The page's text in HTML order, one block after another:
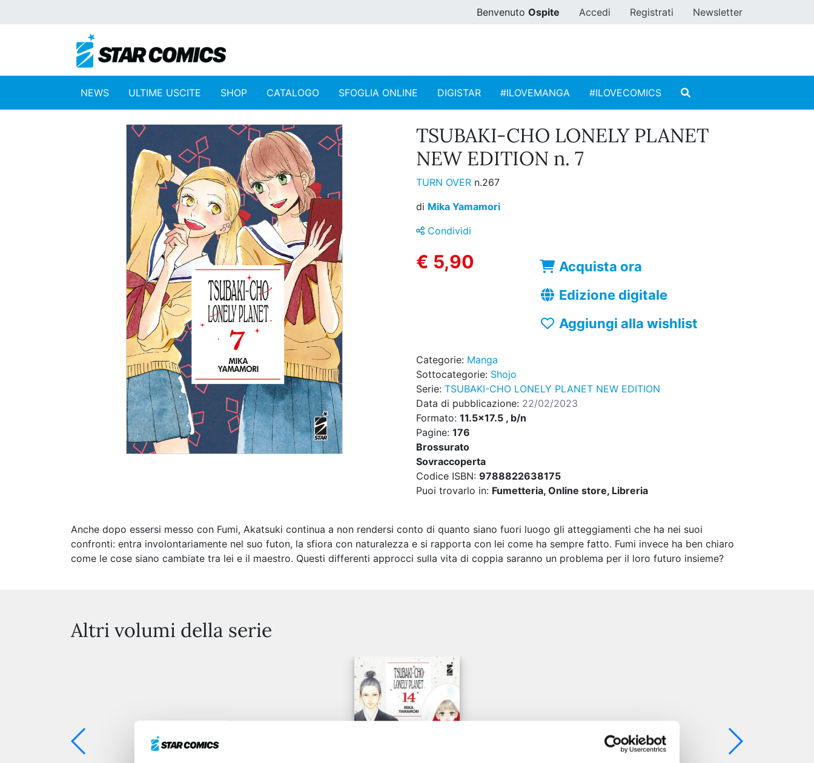
Benvenuto Ospite Accedi Registrati Newsletter
NEWS ULTIME USCITE SHOP CATALOGO SFOGLIA ONLINE DIGISTAR #ILOVEMANGA #ILOVECOMICS
TSUBAKI-CHO LONELY PLANET
NEW EDITION n. 7
TURN OVER n.267
di Mika Yamamori
Condividi
€ 5,90
Acquista ora
Edizione digitale
Aggiungi alla wishlist
Categorie: Manga
Sottocategorie: Shojo
Serie: TSUBAKI-CHO LONELY PLANET NEW EDITION
Data di pubblicazione: 22/02/2023
Formato: 11.5x17.5 , b/n
Pagine: 176
Brossurato
Sovraccoperta
Codice ISBN: 9788822638175
Puoi trovarlo in: Fumetteria, Online store, Libreria
Anche dopo essersi messo con Fumi, Akatsuki continua a non rendersi conto di quanto siano fuori luogo gli atteggiamenti che ha nei suoi
confronti: entra involontariamente nel suo futon, la sfiora con naturalezza e si rapporta con lei come ha sempre fatto. Fumi invece ha ben chiaro
come le cose siano cambiate tra lei e il maestro. Questi differenti approcci sulla vita di coppia saranno un problema per il loro futuro insieme?
Altri volumi della serie